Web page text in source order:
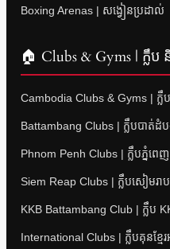
Boxing Arenas | សង្វៀនប្រដាល់
🏠 Clubs & Gyms | ក្លឹប
Cambodia Clubs & Gyms | ក្លឹ
Battambang Clubs | ក្លឹបបាត់ដំ
Phnom Penh Clubs | ក្លឹបភ្នំពេញ
Siem Reap Clubs | ក្លឹបសៀមរាប
KKB Battambang Club | ក្លឹប
International Clubs | ក្លឹបគុនខ្មែរ